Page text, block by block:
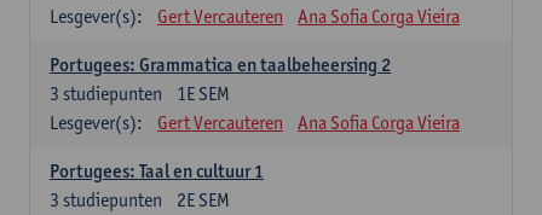
Lesgever(s):
Gert Vercauteren Ana Sofia Corga Vieira
Portugees: Grammatica en taalbeheersing 2
1E SEM
3 studiepunten
Lesgever(s):
Gert Vercauteren Ana Sofia Corga Vieira
Portugees: Taal en cultuur 1
2E SEM
3 studiepunten